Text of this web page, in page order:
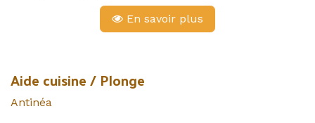
En savoir plus
Aide cuisine / Plonge
Antinéa